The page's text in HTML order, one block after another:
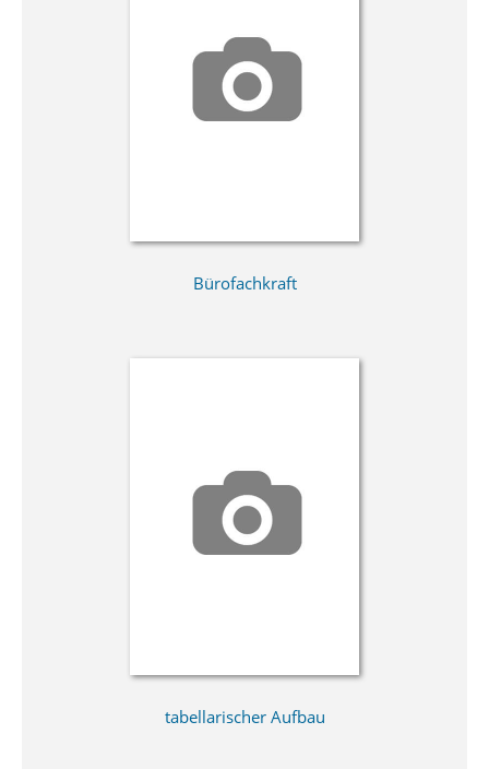
Bürofachkraft
tabellarischer Aufbau